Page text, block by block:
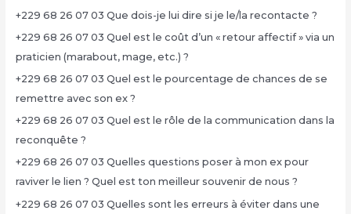
+229 68 26 07 03 Que dois-je lui dire si je le/la recontacte ?
+229 68 26 07 03 Quel est le coût d’un « retour affectif » via un
praticien (marabout, mage, etc.) ?
+229 68 26 07 03 Quel est le pourcentage de chances de se
remettre avec son ex ?
+229 68 26 07 03 Quel est le rôle de la communication dans la
reconquête ?
+229 68 26 07 03 Quelles questions poser à mon ex pour
raviver le lien ? Quel est ton meilleur souvenir de nous ?
+229 68 26 07 03 Quelles sont les erreurs à éviter dans une